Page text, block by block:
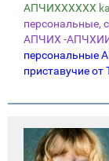
АПЧИХХХХХХ
персональные,
АПЧИХ -
персональные
приставучие от